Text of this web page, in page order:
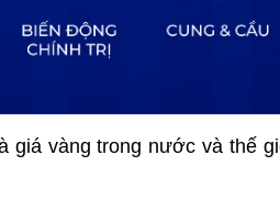
giá vàng trong nước và thế